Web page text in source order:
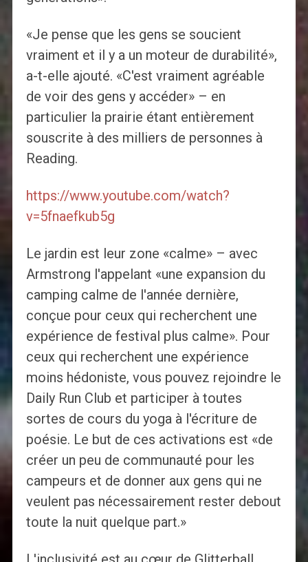
«Je pense que les gens se soucient
vraiment et il y a un moteur de durabilité»,
a-t-elle ajouté. «C'est vraiment agréable
de voir des gens y accéder» – en
particulier la prairie étant entièrement
souscrite à des milliers de personnes à
Reading.
https://www.youtube.com/watch?
v=5fnaefkub5g
Le jardin est leur zone «calme» – avec
Armstrong l'appelant «une expansion du
camping calme de l'année dernière,
conçue pour ceux qui recherchent une
expérience de festival plus calme». Pour
ceux qui recherchent une expérience
moins hédoniste, vous pouvez rejoindre le
Daily Run Club et participer à toutes
sortes de cours du yoga à l'écriture de
poésie. Le but de ces activations est «de
créer un peu de communauté pour les
campeurs et de donner aux gens qui ne
veulent pas nécessairement rester debout
toute la nuit quelque part.»